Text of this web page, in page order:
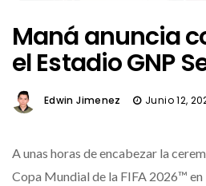
Maná anuncia
el Estadio GNP
Edwin Jimenez Junio 12,
A unas horas de encabezar la
Copa Mundial de la FIFA 2026™ en